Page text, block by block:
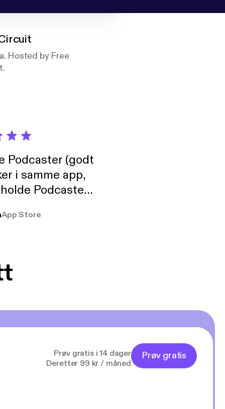
Hosted by Free
Podcaster (godt
i samme app,
Podcaster
App Store
Prøv gratis i 14 dager
Deretter 99 kr / måned
Prøv gratis